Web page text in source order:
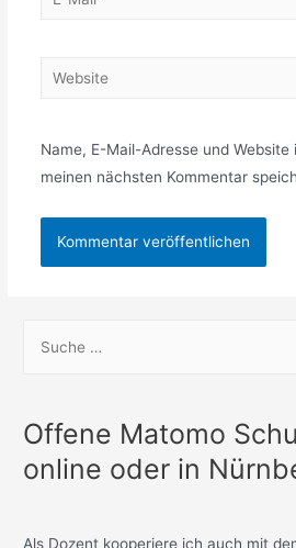
Website
Name, E-Mail-Adresse und
meinen nächsten Kommentar
h
n
a
Offene Matomo
online oder in
Als Dozent kooperiere ich auch mit